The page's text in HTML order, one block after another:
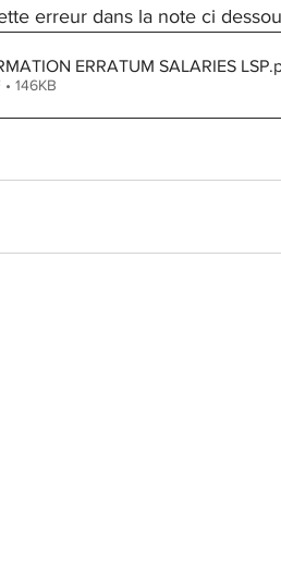
erreur dans la note ci
ERRATUM SALARIES LSP
146KB